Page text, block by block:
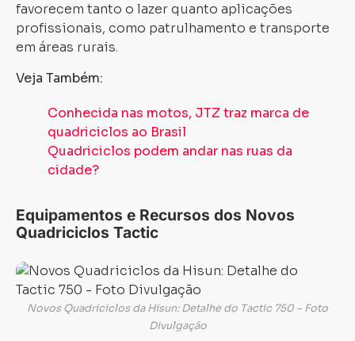
favorecem tanto o lazer quanto aplicações
profissionais, como patrulhamento e transporte
em áreas rurais.
Veja Também:
Conhecida nas motos, JTZ traz marca de
quadriciclos ao Brasil
Quadriciclos podem andar nas ruas da
cidade?
Equipamentos e Recursos dos Novos
Quadriciclos Tactic
Novos Quadriciclos da Hisun: Detalhe do Tactic 750 – Foto
Divulgação